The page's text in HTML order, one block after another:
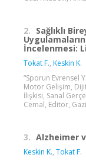
2. Sağlıklı
İncelenmesi:
Tokat F., Keskin K.
“Sporun Evrensel
Motor Gelişim,
İlişkisi, Sanal
Cemal, Editör,
3. Alzheimer
Keskin K., Tokat F.